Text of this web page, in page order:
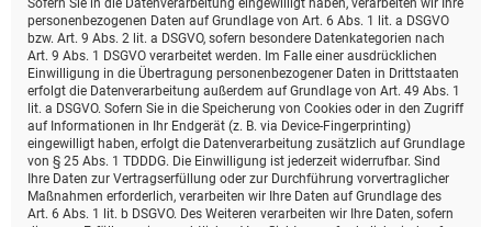
Sofern Sie in die Datenverarbeitung eingewilligt haben, verarbeiten wir Ihre
personenbezogenen Daten auf Grundlage von Art. 6 Abs. 1 lit. a DSGVO
bzw. Art. 9 Abs. 2 lit. a DSGVO, sofern besondere Datenkategorien nach
Art. 9 Abs. 1 DSGVO verarbeitet werden. Im Falle einer ausdrücklichen
Einwilligung in die Übertragung personenbezogener Daten in Drittstaaten
erfolgt die Datenverarbeitung außerdem auf Grundlage von Art. 49 Abs. 1
lit. a DSGVO. Sofern Sie in die Speicherung von Cookies oder in den Zugriff
auf Informationen in Ihr Endgerät (z. B. via Device-Fingerprinting)
eingewilligt haben, erfolgt die Datenverarbeitung zusätzlich auf Grundlage
von § 25 Abs. 1 TDDDG. Die Einwilligung ist jederzeit widerrufbar. Sind
Ihre Daten zur Vertragserfüllung oder zur Durchführung vorvertraglicher
Maßnahmen erforderlich, verarbeiten wir Ihre Daten auf Grundlage des
Art. 6 Abs. 1 lit. b DSGVO. Des Weiteren verarbeiten wir Ihre Daten, sofern